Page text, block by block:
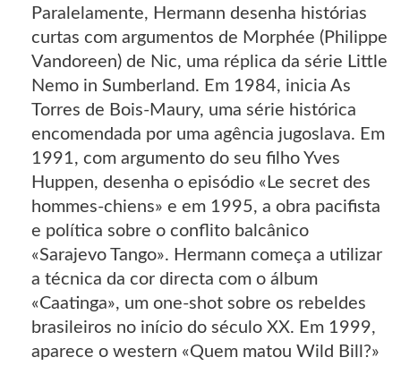
Paralelamente, Hermann desenha histórias
curtas com argumentos de Morphée (Philippe
Vandoreen) de Nic, uma réplica da série Little
Nemo in Sumberland. Em 1984, inicia As
Torres de Bois-Maury, uma série histórica
encomendada por uma agência jugoslava. Em
1991, com argumento do seu filho Yves
Huppen, desenha o episódio «Le secret des
hommes-chiens» e em 1995, a obra pacifista
e política sobre o conflito balcânico
«Sarajevo Tango». Hermann começa a utilizar
a técnica da cor directa com o álbum
«Caatinga», um one-shot sobre os rebeldes
brasileiros no início do século XX. Em 1999,
aparece o western «Quem matou Wild Bill?»